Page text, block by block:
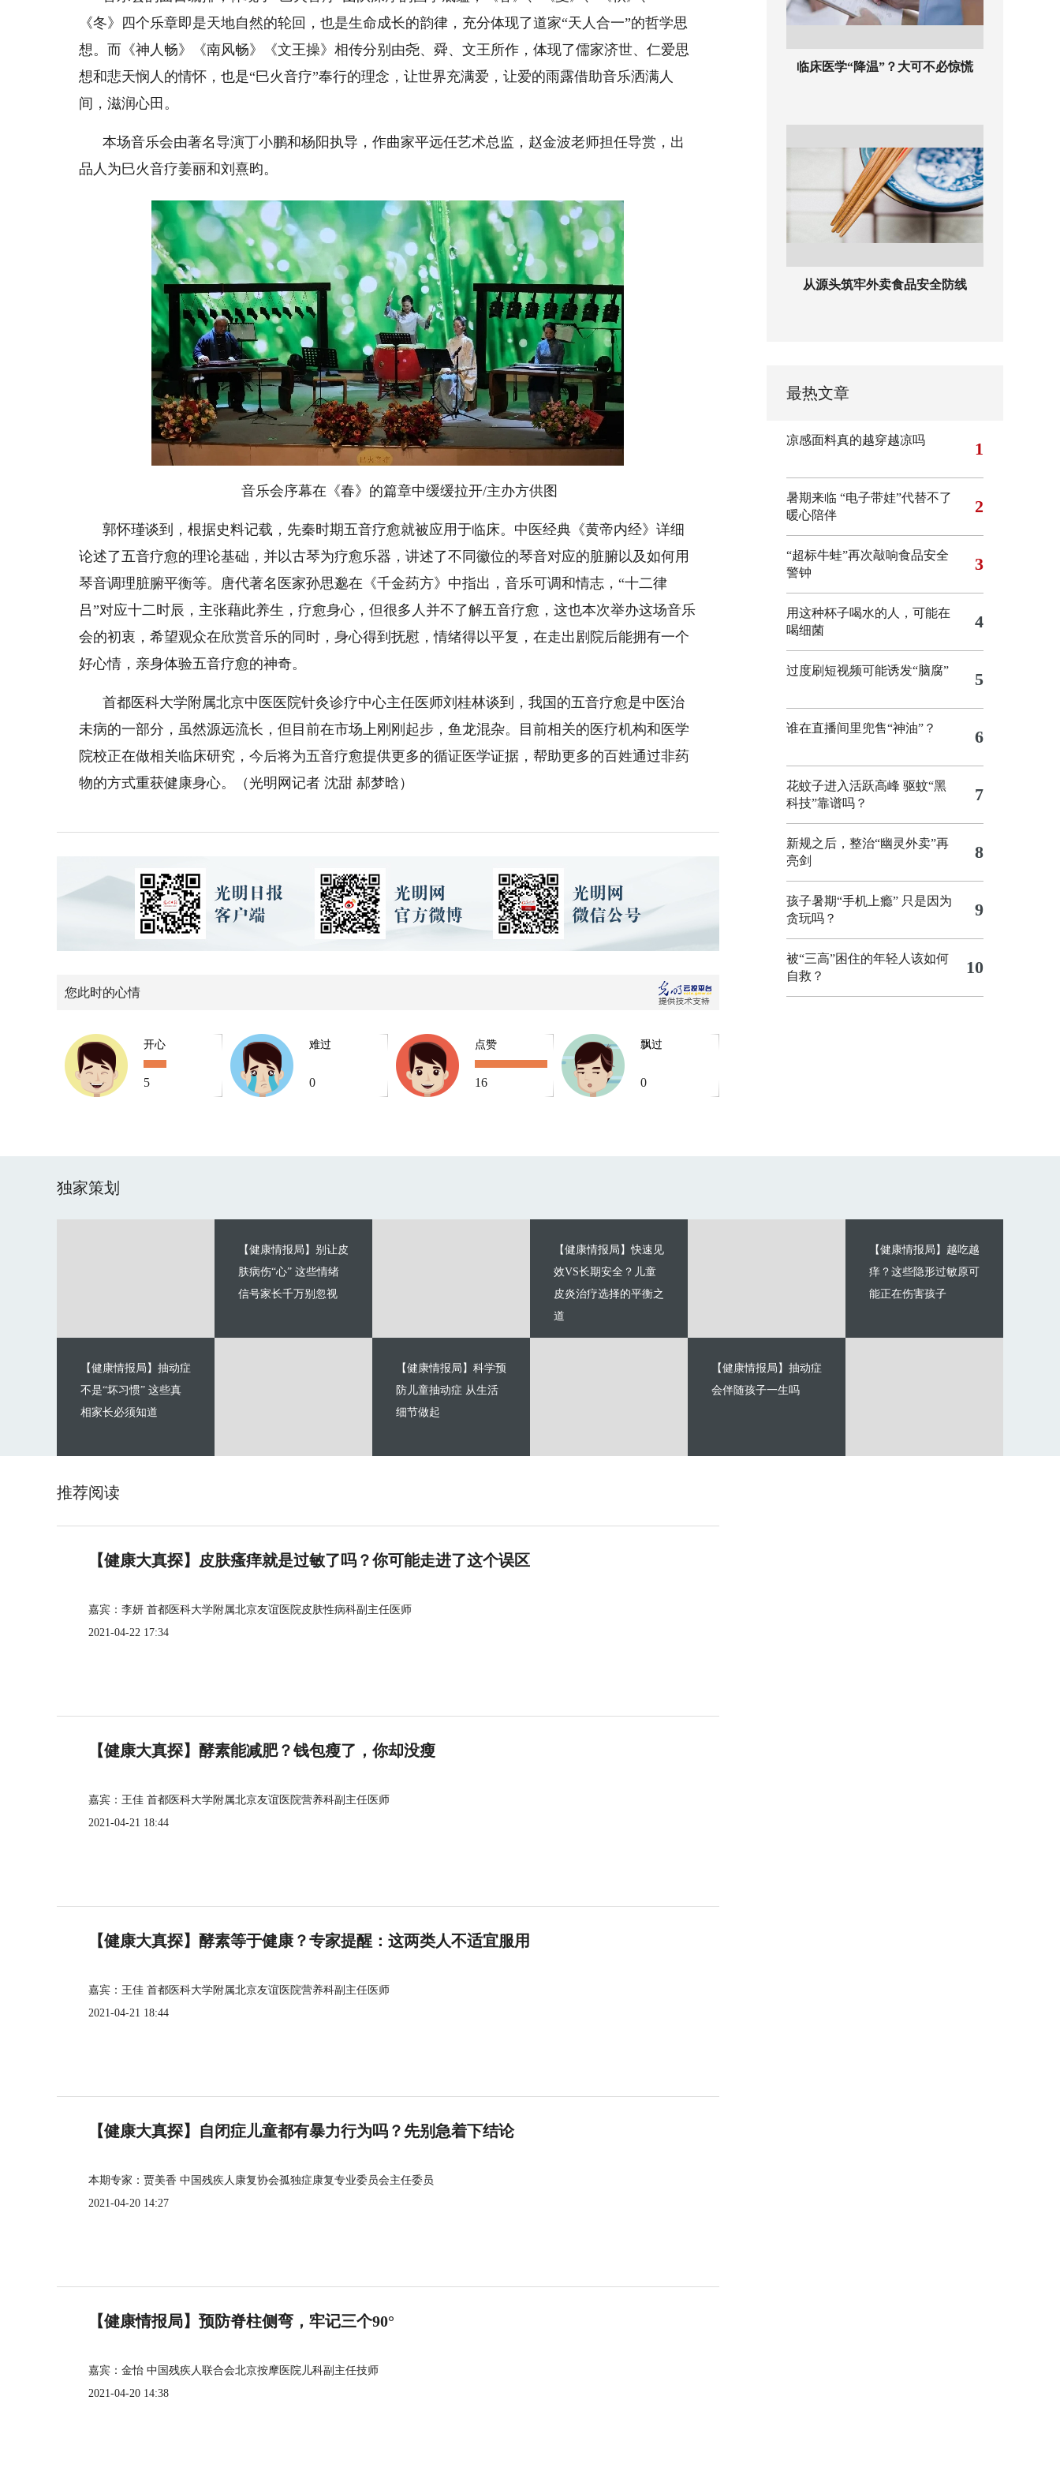
《冬》四个乐章即是天地自然的轮回，也是生命成长的韵律，充分体现了道家“天人合一”的哲学思
想。而《神人畅》《南风畅》《文王操》相传分别由尧、舜、文王所作，体现了儒家济世、仁爱思
想和悲天悯人的情怀，也是“巳火音疗”奉行的理念，让世界充满爱，让爱的雨露借助音乐洒满人
间，滋润心田。
本场音乐会由著名导演丁小鹏和杨阳执导，作曲家平远任艺术总监，赵金波老师担任导赏，出
品人为巳火音疗姜丽和刘熹昀。
音乐会序幕在《春》的篇章中缓缓拉开/主办方供图
郭怀瑾谈到，根据史料记载，先秦时期五音疗愈就被应用于临床。中医经典《黄帝内经》详细
论述了五音疗愈的理论基础，并以古琴为疗愈乐器，讲述了不同徽位的琴音对应的脏腑以及如何用
琴音调理脏腑平衡等。唐代著名医家孙思邈在《千金药方》中指出，音乐可调和情志，“十二律
吕”对应十二时辰，主张藉此养生，疗愈身心，但很多人并不了解五音疗愈，这也本次举办这场音乐
会的初衷，希望观众在欣赏音乐的同时，身心得到抚慰，情绪得以平复，在走出剧院后能拥有一个
好心情，亲身体验五音疗愈的神奇。
首都医科大学附属北京中医医院针灸诊疗中心主任医师刘桂林谈到，我国的五音疗愈是中医治
未病的一部分，虽然源远流长，但目前在市场上刚刚起步，鱼龙混杂。目前相关的医疗机构和医学
院校正在做相关临床研究，今后将为五音疗愈提供更多的循证医学证据，帮助更多的百姓通过非药
物的方式重获健康身心。（光明网记者 沈甜 郝梦晗）
您此时的心情
开心
5
难过
0
点赞
16
飘过
0
临床医学“降温”？大可不必惊慌
从源头筑牢外卖食品安全防线
最热文章
凉感面料真的越穿越凉吗 1
暑期来临 “电子带娃”代替不了
暖心陪伴
2
“超标牛蛙”再次敲响食品安全
警钟
3
用这种杯子喝水的人，可能在
喝细菌
4
过度刷短视频可能诱发“脑腐” 5
谁在直播间里兜售“神油”？ 6
花蚊子进入活跃高峰 驱蚊“黑
科技”靠谱吗？
7
新规之后，整治“幽灵外卖”再
亮剑
8
孩子暑期“手机上瘾” 只是因为
贪玩吗？
9
被“三高”困住的年轻人该如何
自救？
10
独家策划
【健康情报局】别让皮
肤病伤“心” 这些情绪
信号家长千万别忽视
【健康情报局】抽动症
不是“坏习惯” 这些真
相家长必须知道
【健康情报局】快速见
效VS长期安全？儿童
皮炎治疗选择的平衡之
道
【健康情报局】科学预
防儿童抽动症 从生活
细节做起
【健康情报局】越吃越
痒？这些隐形过敏原可
能正在伤害孩子
【健康情报局】抽动症
会伴随孩子一生吗
推荐阅读
【健康大真探】皮肤瘙痒就是过敏了吗？你可能走进了这个误区
嘉宾：李妍 首都医科大学附属北京友谊医院皮肤性病科副主任医师
2021-04-22 17:34
【健康大真探】酵素能减肥？钱包瘦了，你却没瘦
嘉宾：王佳 首都医科大学附属北京友谊医院营养科副主任医师
2021-04-21 18:44
【健康大真探】酵素等于健康？专家提醒：这两类人不适宜服用
嘉宾：王佳 首都医科大学附属北京友谊医院营养科副主任医师
2021-04-21 18:44
【健康大真探】自闭症儿童都有暴力行为吗？先别急着下结论
本期专家：贾美香 中国残疾人康复协会孤独症康复专业委员会主任委员
2021-04-20 14:27
【健康情报局】预防脊柱侧弯，牢记三个90°
嘉宾：金怡 中国残疾人联合会北京按摩医院儿科副主任技师
2021-04-20 14:38